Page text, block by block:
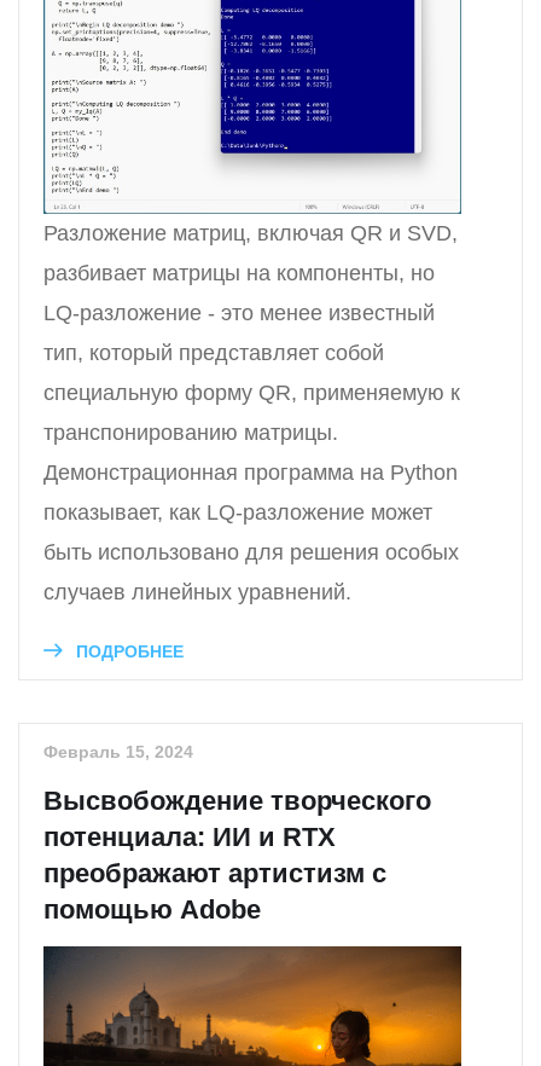
Разложение матриц, включая QR и SVD,
разбивает матрицы на компоненты, но
LQ-разложение - это менее известный
тип, который представляет собой
специальную форму QR, применяемую к
транспонированию матрицы.
Демонстрационная программа на Python
показывает, как LQ-разложение может
быть использовано для решения особых
случаев линейных уравнений.
ПОДРОБНЕЕ
Февраль 15, 2024
Высвобождение творческого
потенциала: ИИ и RTX
преображают артистизм с
помощью Adobe